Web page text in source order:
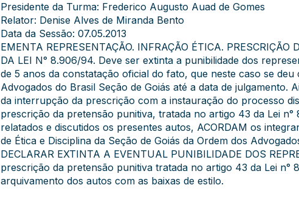
Presidente da Turma: Frederico Augusto Auad de Gomes
Relator: Denise Alves de Miranda Bento
Data da Sessão: 07.05.2013
EMENTA REPRESENTAÇÃO. INFRAÇÃO ÉTICA.
DA LEI N° 8.906/94. Deve ser extinta a punibilidade dos
de 5 anos da constatação oficial do fato, que neste caso se
Advogados do Brasil Seção de Goiás até a data de julgamento.
da interrupção da prescrição com a instauração do processo
prescrição da pretensão punitiva, tratada no artigo 43 da Lei n°
relatados e discutidos os presentes autos, ACORDAM os
de Ética e Disciplina da Seção de Goiás da Ordem dos
DECLARAR EXTINTA A EVENTUAL PUNIBILIDADE DOS
prescrição da pretensão punitiva tratada no artigo 43 da Lei n°
arquivamento dos autos com as baixas de estilo.